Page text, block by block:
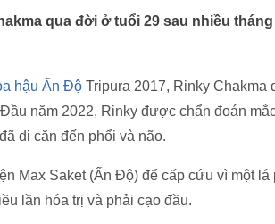
qua đời ở tuổi 29 sau nhiều
hậu Ấn Độ Tripura 2017, Rinky Chakma
năm 2022, Rinky được chẩn đoán
di căn đến phổi và não.
Max Saket (Ấn Độ) để cấp cứu vì một
lần hóa trị và phải cạo đầu.